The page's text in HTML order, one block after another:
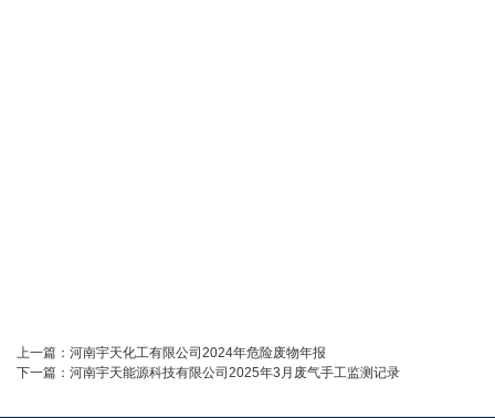
上一篇： 河南宇天化工有限公司2024年危险废物年报
下一篇： 河南宇天能源科技有限公司2025年3月废气手工监测记录